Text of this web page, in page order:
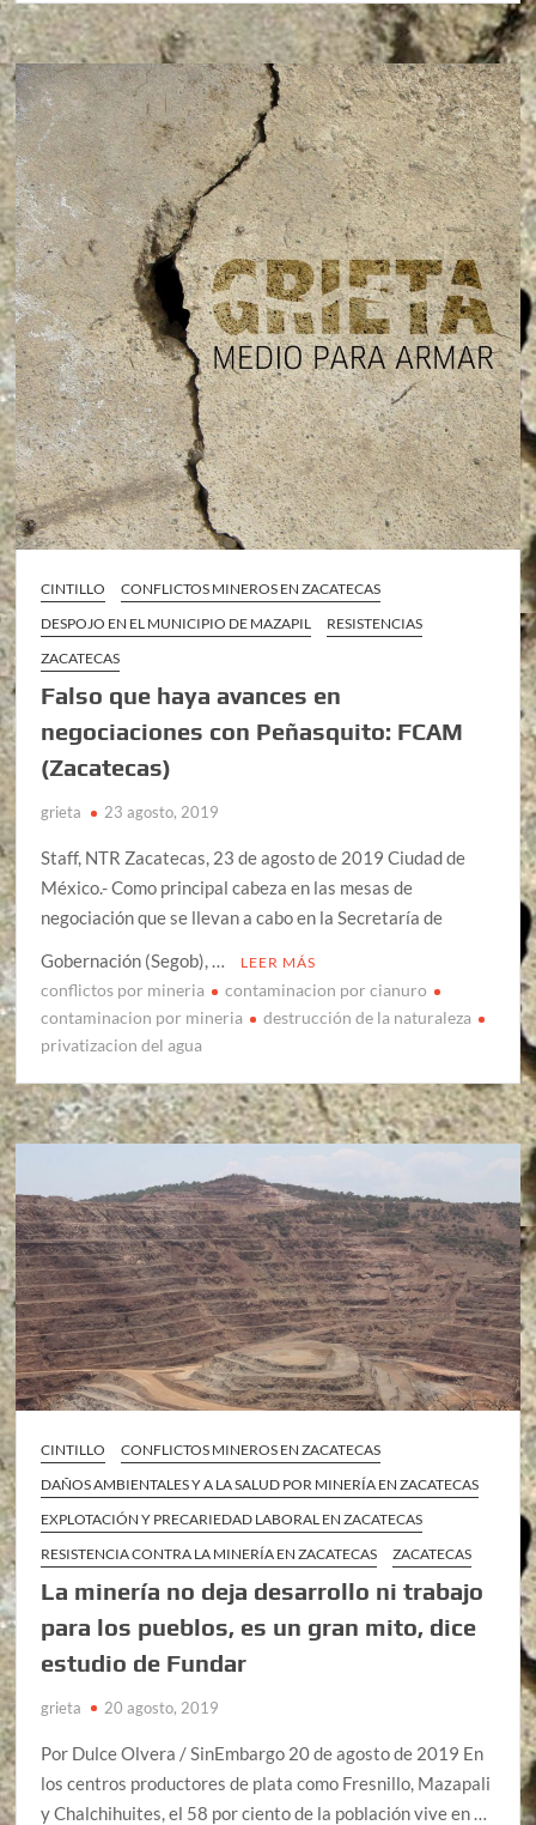
CINTILLO
CONFLICTOS MINEROS EN ZACATECAS
DESPOJO EN EL MUNICIPIO DE MAZAPIL
RESISTENCIAS
ZACATECAS
Falso que haya avances en
negociaciones con Peñasquito: FCAM
(Zacatecas)
grieta 23 agosto, 2019
Staff, NTR Zacatecas, 23 de agosto de 2019 Ciudad de
México.- Como principal cabeza en las mesas de
negociación que se llevan a cabo en la Secretaría de
Gobernación (Segob), …
LEER MÁS
conflictos por mineria
contaminacion por cianuro
contaminacion por mineria
destrucción de la naturaleza
privatizacion del agua
CINTILLO
CONFLICTOS MINEROS EN ZACATECAS
DAÑOS AMBIENTALES Y A LA SALUD POR MINERÍA EN ZACATECAS
EXPLOTACIÓN Y PRECARIEDAD LABORAL EN ZACATECAS
RESISTENCIA CONTRA LA MINERÍA EN ZACATECAS
ZACATECAS
La minería no deja desarrollo ni trabajo
para los pueblos, es un gran mito, dice
estudio de Fundar
grieta 20 agosto, 2019
Por Dulce Olvera / SinEmbargo 20 de agosto de 2019 En
los centros productores de plata como Fresnillo, Mazapali
y Chalchihuites, el 58 por ciento de la población vive en …